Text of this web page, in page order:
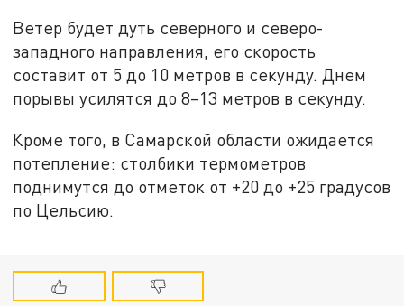
Ветер будет дуть северного и северо-
западного направления, его скорость
составит от 5 до 10 метров в секунду. Днем
порывы усилятся до 8–13 метров в секунду.
Кроме того, в Самарской области ожидается
потепление: столбики термометров
поднимутся до отметок от +20 до +25 градусов
по Цельсию.